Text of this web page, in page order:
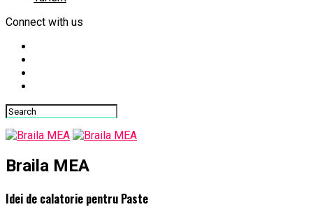
Connect with us
Braila MEA
Idei de calatorie pentru Paste